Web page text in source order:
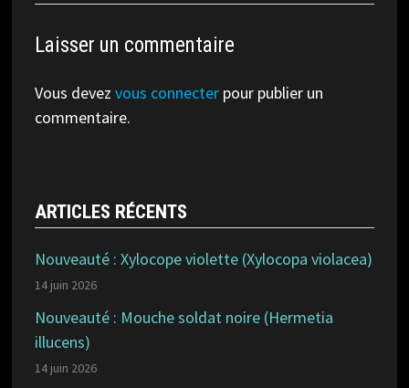
Laisser un commentaire
Vous devez vous connecterpour publier un
commentaire.
ARTICLES RÉCENTS
Nouveauté : Xylocope violette (Xylocopa violacea)
14 juin 2026
Nouveauté : Mouche soldat noire (Hermetia
illucens)
14 juin 2026